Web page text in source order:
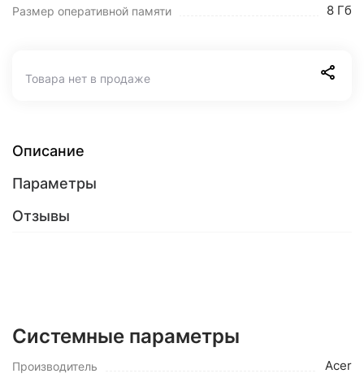
Размер оперативной памяти 8 Гб
Товара нет в продаже
Описание
Параметры
Отзывы
Системные параметры
Производитель Acer